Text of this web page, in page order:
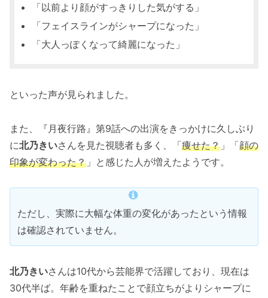
「以前より顔がすっきりした気がする」
「フェイスラインがシャープになった」
「大人っぽくなって綺麗になった」
といった声が見られました。
また、『月夜行路』第9話への出演をきっかけに久しぶり
に北乃きいさんを見た視聴者も多く、「痩せた？ 」「顔の
印象が変わった？ 」と感じた人が増えたようです。
ただし、実際に大幅な体重の変化があったという情報
は確認されていません。
北乃きいさんは10代から芸能界で活躍しており、現在は
30代半ば。年齢を重ねたことで顔立ちがよりシャープに